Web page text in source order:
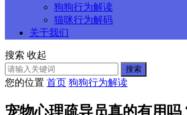
狗狗行为解读
猫咪行为解码
关于我们
搜索 收起
搜索
您的位置 首页 狗狗行为解读
宠物心理疏导员真的有用吗